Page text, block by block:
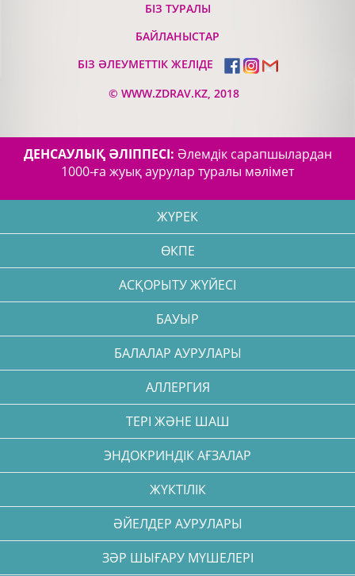
БІЗ ТУРАЛЫ
БАЙЛАНЫСТАР
БІЗ ӘЛЕУМЕТТІК ЖЕЛІДЕ
© WWW.ZDRAV.KZ, 2018
ДЕНСАУЛЫҚ ӘЛІППЕСІ: Әлемдік сарапшылардан
1000-ға жуық аурулар туралы мәлімет
ЖҮРЕК
ӨКПЕ
АСҚОРЫТУ ЖҮЙЕСІ
БАУЫР
БАЛАЛАР АУРУЛАРЫ
АЛЛЕРГИЯ
ТЕРІ ЖӘНЕ ШАШ
ЭНДОКРИНДІК АҒЗАЛАР
ЖҮКТІЛІК
ӘЙЕЛДЕР АУРУЛАРЫ
ЗӘР ШЫҒАРУ МҮШЕЛЕРІ